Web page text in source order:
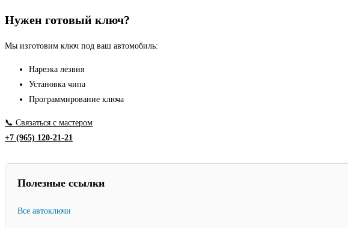
Нужен готовый ключ?
Мы изготовим ключ под ваш автомобиль:
Нарезка лезвия
Установка чипа
Программирование ключа
📞 Связаться с мастером
+7 (965) 120-21-21
Полезные ссылки
Все автоключи